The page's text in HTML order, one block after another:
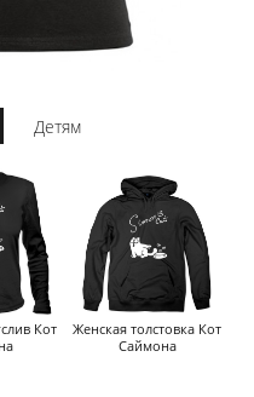
Детям
Кот
Женская толстовка Кот
Саймона